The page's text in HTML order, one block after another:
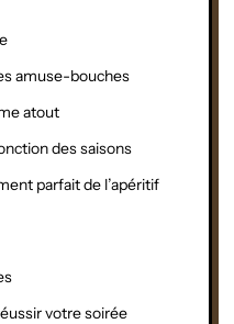
amuse-bouches
atout
des saisons
parfait de l’apéritif
votre soirée